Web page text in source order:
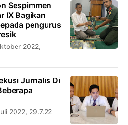
Sespimmen
IX Bagikan
pengurus
2022,
Jurnalis Di
2022, 29.7.22